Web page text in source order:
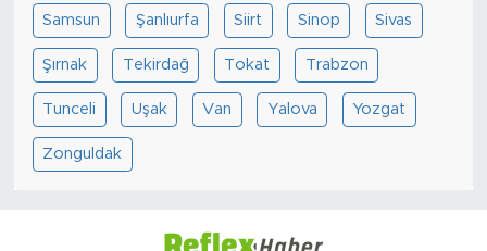
Samsun Şanlıurfa Siirt Sinop Sivas
Şırnak Tekirdağ Tokat Trabzon
Tunceli Uşak Van Yalova Yozgat
Zonguldak